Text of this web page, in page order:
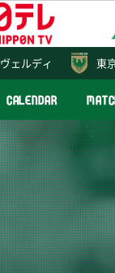
東
CALENDAR
ヴェルディ